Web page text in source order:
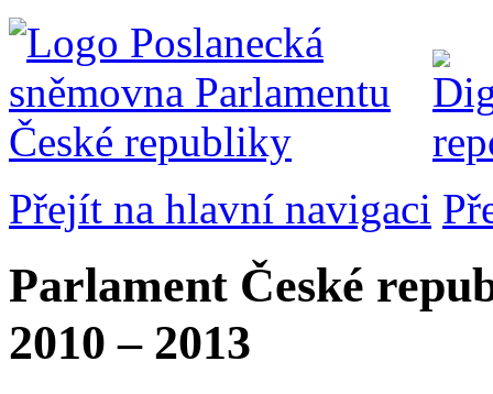
Přejít na hlavní navigaci
Parlament České
2010 – 2013